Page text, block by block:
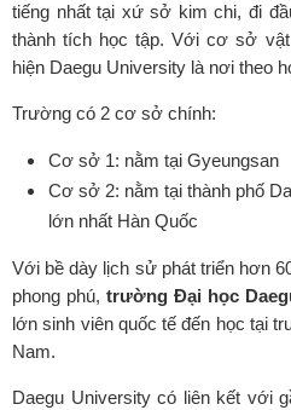
tiếng nhất tại xứ sở kim chi, đi
thành tích học tập. Với cơ sở
hiện Daegu University là nơi theo
Trường có 2 cơ sở chính:
Cơ sở 1: nằm tại Gyeungsan
Cơ sở 2: nằm tại thành phố
lớn nhất Hàn Quốc
Với bề dày lịch sử phát triển hơn
phong phú,trường Đại học
lớn sinh viên quốc tế đến học tại
Nam.
Daegu University có liên kết với